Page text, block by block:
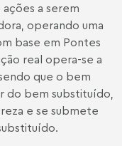
a serem
operando uma
base em Pontes
real opera-se a
que o bem
do bem substituído,
e se submete